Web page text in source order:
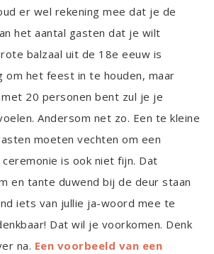
er wel rekening mee dat je de
het aantal gasten dat je wilt
balzaal uit de 18e eeuw is
om het feest in te houden, maar
20 personen bent zul je je
Andersom net zo. Een te kleine
moeten vechten om een
is ook niet fijn. Dat
en tante duwend bij de deur staan
iets van jullie ja-woord mee te
Dat wil je voorkomen. Denk
na. Een voorbeeld van een